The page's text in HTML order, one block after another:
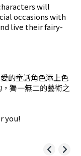
will
occasions with
live their fairy-
的童話角色添上色
獨一無二的藝術之
you!